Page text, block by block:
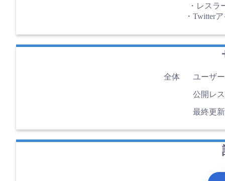
・レス
・Twitter
全体 ユーザ
公開レ
最終更